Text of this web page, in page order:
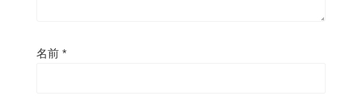
名前 *